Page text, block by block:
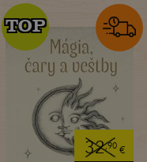
32,90€
TOP
TOP